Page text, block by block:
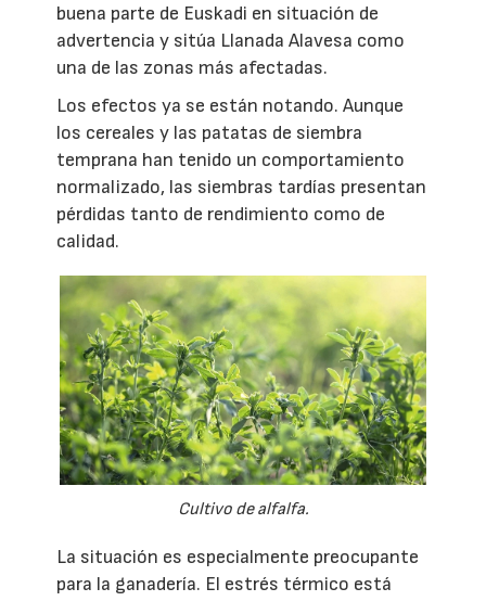
buena parte de Euskadi en situación de
advertencia y sitúa Llanada Alavesa como
una de las zonas más afectadas.
Los efectos ya se están notando. Aunque
los cereales y las patatas de siembra
temprana han tenido un comportamiento
normalizado, las siembras tardías presentan
pérdidas tanto de rendimiento como de
calidad.
Cultivo de alfalfa.
La situación es especialmente preocupante
para la ganadería. El estrés térmico está